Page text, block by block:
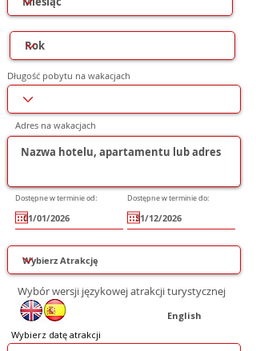
Długość pobytu na wakacjach
Adres na wakacjach
Dostępne w terminie od: Dostępne w terminie do:
Wybór wersji językowej atrakcji turystycznej
English
Wybierz datę atrakcji